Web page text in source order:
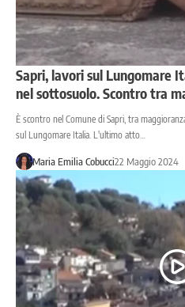
Sapri, lavori sul Lungomare
nel sottosuolo. Scontro tra
È scontro nel Comune di Sapri, tra
sul Lungomare Italia. L'ultimo atto…
Maria Emilia Cobucci22 Maggio 2024